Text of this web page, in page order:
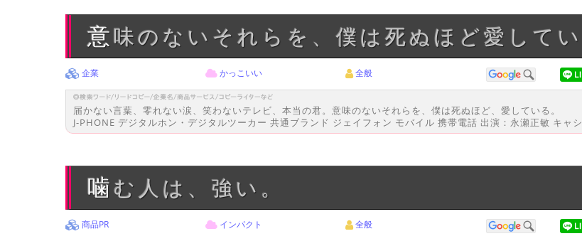
意味のないそれらを、僕は死ぬほど愛してい
企業 かっこいい 全般
届かない言葉、零れない涙、笑わないテレビ、本当の君。意味のないそれらを、僕は死ぬほど、愛している。
J-PHONE デジタルホン・デジタルツーカー 共通ブランド ジェイフォン モバイル 携帯電話 出演：永瀬正敏 キャ
噛む人は、強い。
商品PR インパクト 全般